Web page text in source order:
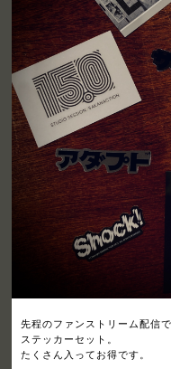
先程のファンストリーム配信
ステッカーセット。
たくさん入ってお得です。